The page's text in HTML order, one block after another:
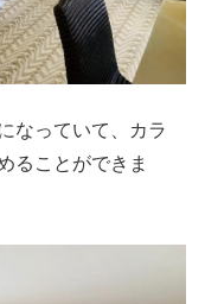
なっていて、カラ
ることができま